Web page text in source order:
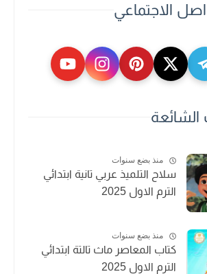
الاجتماعي
الشائعة
منذ بضع سنوات
سلاح التلميذ عربي تانية ابتدائي
الترم الاول 2025
منذ بضع سنوات
كتاب المعاصر ماث تالتة ابتدائي
الترم الاول 2025